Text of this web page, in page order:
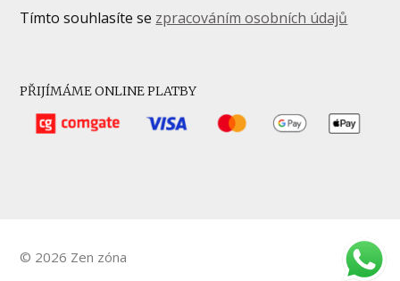
Tímto souhlasíte se zpracováním osobních údajů
PŘIJÍMÁME ONLINE PLATBY
© 2026 Zen zóna